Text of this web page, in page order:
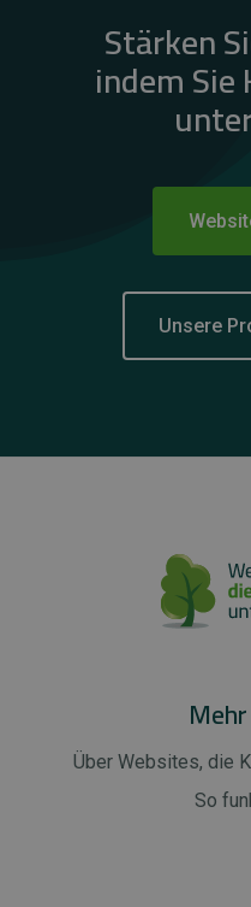
Stärken
indem
Unsere
Über Websites, die
So